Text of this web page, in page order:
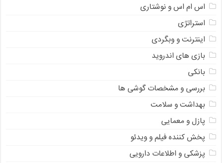
اس ام اس و نوشتاری
استراتژی
اینترنت و وبگردی
بازی های اندروید
بانکی
بررسی و مشخصات گوشی ها
بهداشت و سلامت
پازل و معمایی
پخش کننده فیلم و ویدئو
پزشکی و اطلاعات دارویی